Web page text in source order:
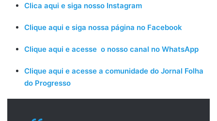
Clica aqui e siga nosso Instagram
Clique aqui e siga nossa página no Facebook
Clique aqui e acesse o nosso canal no WhatsApp
Clique aqui e acesse a comunidade do Jornal Folha
do Progresso